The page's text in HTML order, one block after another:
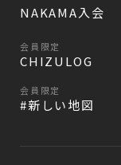
NAKAMA入会
会員限定
CHIZULOG
会員限定
#新しい地図